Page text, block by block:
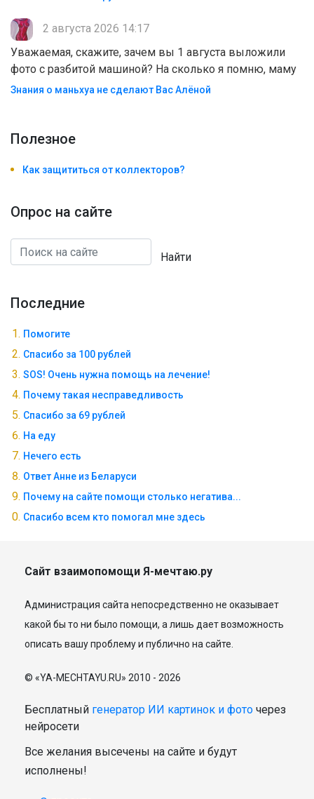
2 августа 2026 14:17
Уважаемая, скажите, зачем вы 1 августа выложили
фото с разбитой машиной? На сколько я помню, маму
Знания о маньхуа не сделают Вас Алëной
Полезноe
Как защититься от коллекторов?
Опрос на сайте
Найти
Последние
Помогите
Спасибо за 100 рублей
SOS! Очень нужна помощь на лечение!
Почему такая несправедливость
Спасибо за 69 рублей
На еду
Нечего есть
Ответ Анне из Беларуси
Почему на сайте помощи столько негатива...
Спасибо всем кто помогал мне здесь
Сайт взаимопомощи Я-мечтаю.ру
Администрация сайта непосредственно не оказывает
какой бы то ни было помощи, а лишь дает возможность
описать вашу проблему и публично на сайте.
© «YA-MECHTAYU.RU» 2010 - 2026
Бесплатный генератор ИИ картинок и фото через
нейросети
Все желания высечены на сайте и будут
исполнены!